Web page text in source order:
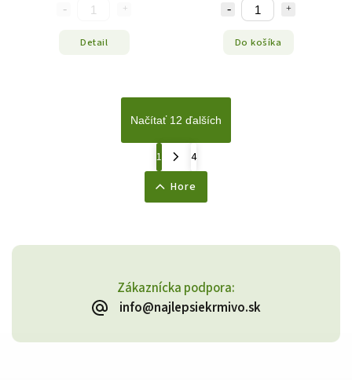
Detail Do košíka
Načítať 12 ďalších
1
4
Hore
Zákaznícka podpora:
info@najlepsiekrmivo.sk